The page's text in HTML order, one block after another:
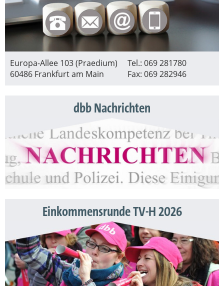
Europa-Allee 103 (Praedium)
60486 Frankfurt am Main
Tel.: 069 281780
Fax: 069 282946
dbb Nachrichten
Einkommensrunde TV-H 2026